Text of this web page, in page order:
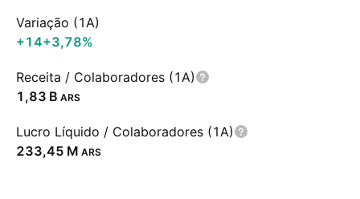
Variação (1A)
+14+3,78%
Receita / Colaboradores (1A)
‪1,83 B‬ ARS
Lucro Líquido / Colaboradores (1A)
‪233,45 M‬ ARS